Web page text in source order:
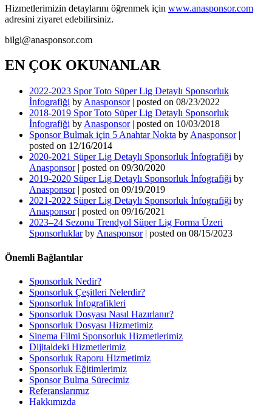
Hizmetlerimizin detaylarını öğrenmek için www.anasponsor.com
adresini ziyaret edebilirsiniz.
bilgi@anasponsor.com
EN ÇOK OKUNANLAR
2022-2023 Spor Toto Süper Lig Detaylı Sponsorluk
İnfografiği by Anasponsor| posted on 08/23/2022
2018-2019 Spor Toto Süper Lig Detaylı Sponsorluk
İnfografiği by Anasponsor| posted on 10/03/2018
Sponsor Bulmak için 5 Anahtar Nokta by Anasponsor|
posted on 12/16/2014
2020-2021 Süper Lig Detaylı Sponsorluk İnfografiği by
Anasponsor| posted on 09/30/2020
2019-2020 Süper Lig Detaylı Sponsorluk İnfografiği by
Anasponsor| posted on 09/19/2019
2021-2022 Süper Lig Detaylı Sponsorluk İnfografiği by
Anasponsor| posted on 09/16/2021
2023–24 Sezonu Trendyol Süper Lig Forma Üzeri
Sponsorluklar by Anasponsor| posted on 08/15/2023
Önemli Bağlantılar
Sponsorluk Nedir?
Sponsorluk Çeşitleri Nelerdir?
Sponsorluk İnfografikleri
Sponsorluk Dosyası Nasıl Hazırlanır?
Sponsorluk Dosyası Hizmetimiz
Sinema Filmi Sponsorluk Hizmetlerimiz
Dijitaldeki Hizmetlerimiz
Sponsorluk Raporu Hizmetimiz
Sponsorluk Eğitimlerimiz
Sponsor Bulma Sürecimiz
Referanslarımız
Hakkımızda